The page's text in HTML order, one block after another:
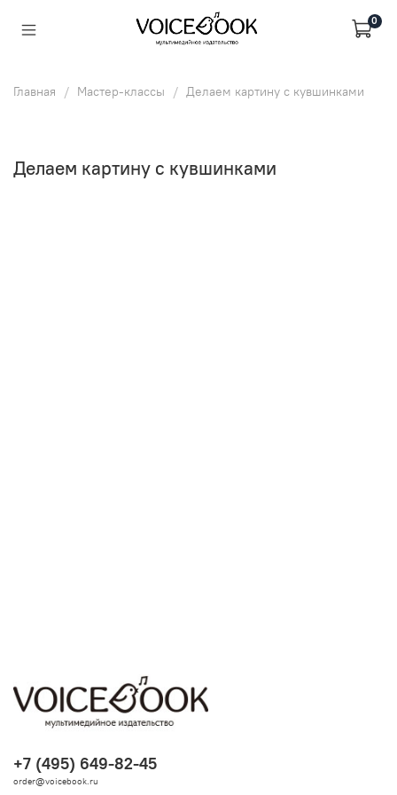
0
Главная Мастер-классы Делаем картину с кувшинками
Делаем картину с кувшинками
+7 (495) 649-82-45
order@voicebook.ru